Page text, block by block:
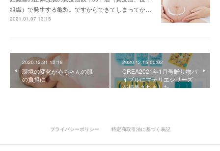
組織）で発生する亀裂。ですからできてしまってか…
2021.01.07 13:15
2020.12.31 12:18
環境の変化が赤ちゃんの肌
の負担に
2020.12.15 00:02
CREA2021年1月号贈り物バ
イブルにマテリエシリーズ
が掲載されました。
プライバシーポリシー 特定商取引法に基づく表記